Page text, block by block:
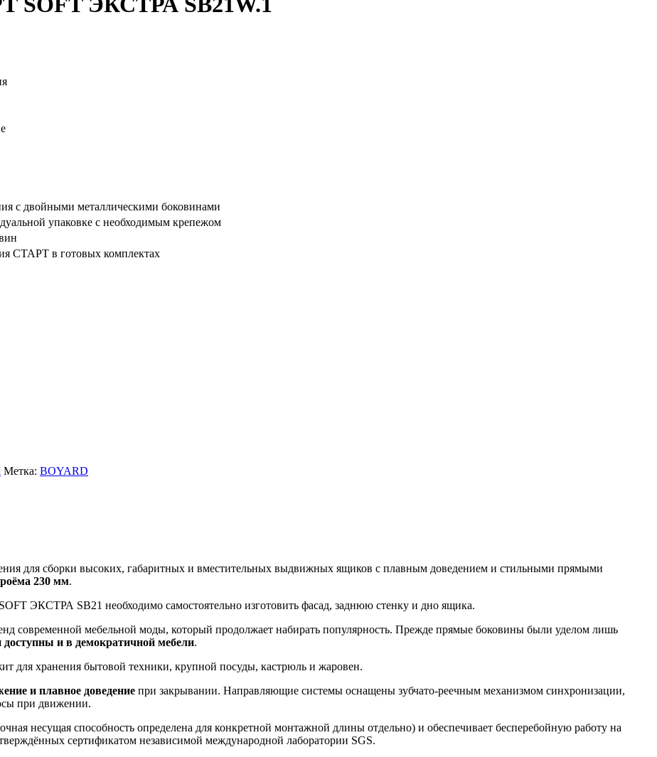
с двойными металлическими боковинами
упаковке с необходимым крепежом
СТАРТ в готовых комплектах
Метка: BOYARD
для сборки высоких, габаритных и вместительных выдвижных ящиков с плавным доведением и стильными прямыми
230 мм.
ЭКСТРА SB21 необходимо самостоятельно изготовить фасад, заднюю стенку и дно ящика.
современной мебельной моды, который продолжает набирать популярность. Прежде прямые боковины были уделом лишь
доступны и в демократичной мебели.
хранения бытовой техники, крупной посуды, кастрюль и жаровен.
и плавное доведение при закрывании. Направляющие системы оснащены зубчато-реечным механизмом синхронизации,
при движении.
несущая способность определена для конкретной монтажной длины отдельно) и обеспечивает бесперебойную работу на
сертификатом независимой международной лаборатории SGS.